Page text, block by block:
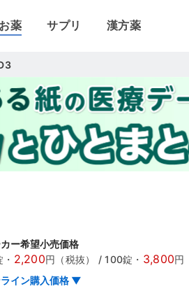
お薬 サプリ 漢方薬
カー希望小売価格
・ 2,200円（税抜） /100錠 ・ 3,800円
イン購入価格 ▼